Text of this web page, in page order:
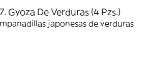
Gyoza De Verduras (4 Pzs.)
japonesas de verduras